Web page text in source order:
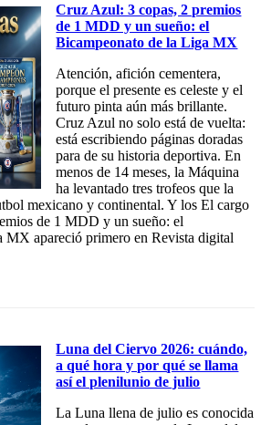
Cruz Azul: 3 copas, 2 premios
de 1 MDD y un sueño: el
Bicampeonato de la Liga MX
Atención, afición cementera,
porque el presente es celeste y el
futuro pinta aún más brillante.
Cruz Azul no solo está de vuelta:
está escribiendo páginas doradas
para de su historia deportiva. En
menos de 14 meses, la Máquina
ha levantado tres trofeos que la
mexicano y continental. Y los El cargo
de 1 MDD y un sueño: el
MX apareció primero en Revista digital
Luna del Ciervo 2026: cuándo,
a qué hora y por qué se llama
así el plenilunio de julio
La Luna llena de julio es conocida